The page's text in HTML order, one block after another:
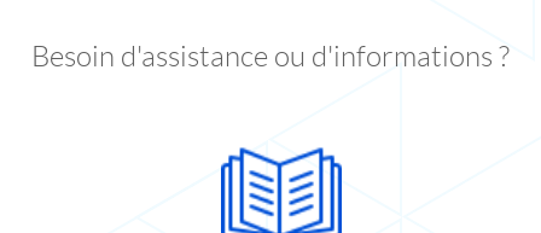
Besoin d'assistance ou d'informations ?